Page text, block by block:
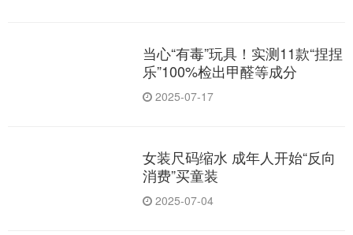
当心“有毒”玩具！实测11款“捏捏
乐”100%检出甲醛等成分
2025-07-17
女装尺码缩水 成年人开始“反向
消费”买童装
2025-07-04